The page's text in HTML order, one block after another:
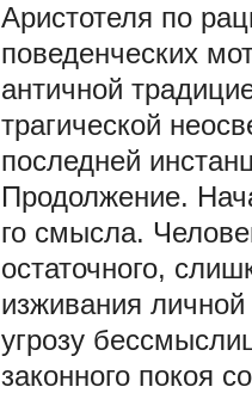
Аристотеля по
поведенческих
античной
трагической
последней
Продолжение.
го смысла.
остаточного,
изживания
угрозу
законного покоя